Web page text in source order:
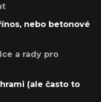
nebo betonové
a rady pro
(ale často to